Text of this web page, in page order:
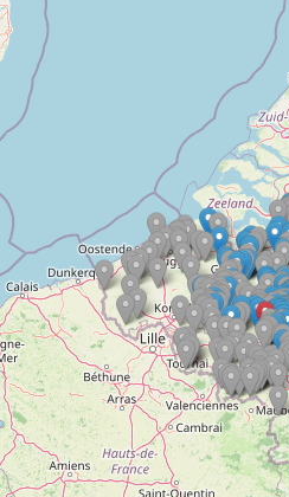
Ronde Van Flandriën
Het lossen van de kunst
Kerkstraten
7 rollen van Steven
Dodentocht
Redelijk slecht weer
In vogelvlucht